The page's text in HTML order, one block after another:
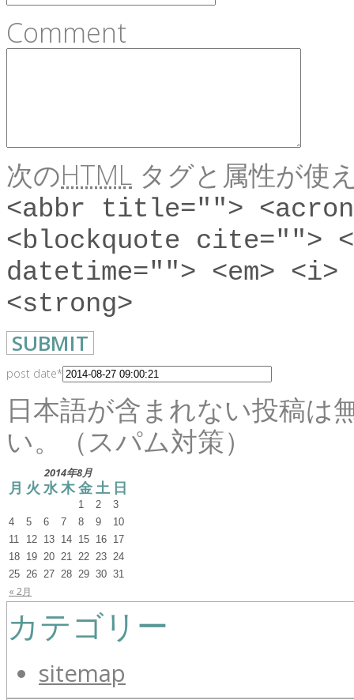
Comment
次のHTML タグと属性が使
<abbr title="">
<blockquote cite="">
datetime=""> <em>
<strong>
post date*
日本語が含まれない投稿は
い。（スパム対策）
2014年8月
月 火 水木金 土 日
« 2月
1 2
3
4
5 6 7 8 9
10
11
12 13 14 15 16 17
18 19 20 21 22 23 24
25 26 27 28 29 30 31
カテゴリー
sitemap